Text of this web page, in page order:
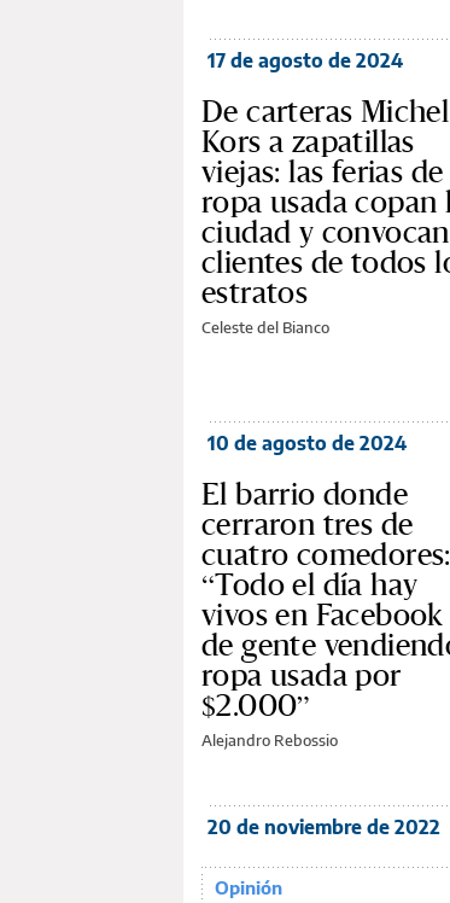
17 de agosto de 2024
De carteras Michel
Kors a zapatillas
viejas: las ferias de
ropa usada copan
ciudad y
clientes de todos
estratos
Celeste del Bianco
10 de agosto de 2024
El barrio donde
cerraron tres de
cuatro comedores:
“Todo el día hay
vivos en Facebook
de gente
ropa usada por
$2.000”
Alejandro Rebossio
20 de noviembre de 2022
Opinión